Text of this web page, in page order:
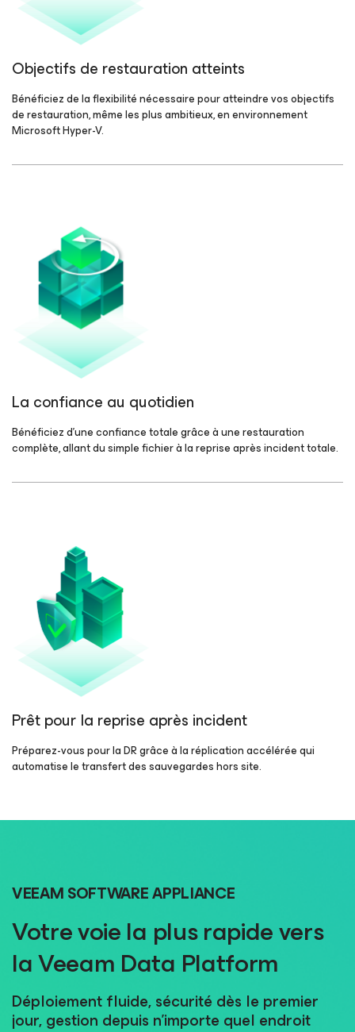
Objectifs de restauration atteints
Bénéficiez de la flexibilité nécessaire pour atteindre vos objectifs
de restauration, même les plus ambitieux, en environnement
Microsoft Hyper-V.
La confiance au quotidien
Bénéficiez d’une confiance totale grâce à une restauration
complète, allant du simple fichier à la reprise après incident totale.
Prêt pour la reprise après incident
Préparez-vous pour la DR grâce à la réplication accélérée qui
automatise le transfert des sauvegardes hors site.
VEEAM SOFTWARE APPLIANCE
Votre voie la plus rapide vers
la Veeam Data Platform
Déploiement fluide, sécurité dès le premier
jour, gestion depuis n’importe quel endroit